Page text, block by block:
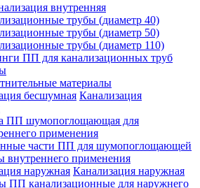
внутренняя
трубы (диаметр 40)
трубы (диаметр 50)
трубы (диаметр 110)
ПП для канализационных труб
материалы
Канализация
ПП шумопоглощающая для
применения
части ПП для шумопоглощающей
внутреннего применения
Канализация наружная
ПП канализационные для наружнего